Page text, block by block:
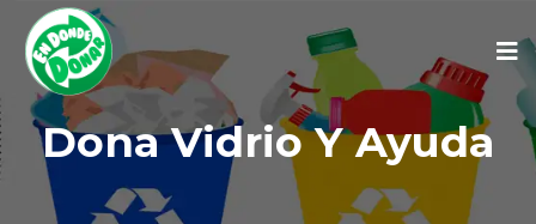
Dona Vidrio Y Ayuda